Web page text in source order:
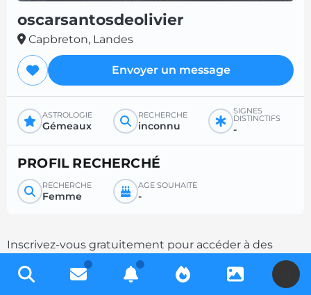
oscarsantosdeolivier
Capbreton, Landes
Envoyer un message
ASTROLOGIE
Gémeaux
RECHERCHE
inconnu
SIGNES
DISTINCTIFS
-
PROFIL RECHERCHÉ
RECHERCHE
Femme
ÂGE SOUHAITÉ
-
Inscrivez-vous gratuitement pour accéder à des
milliers de profils et multipliez les chances de
contacts en complétant votre description.